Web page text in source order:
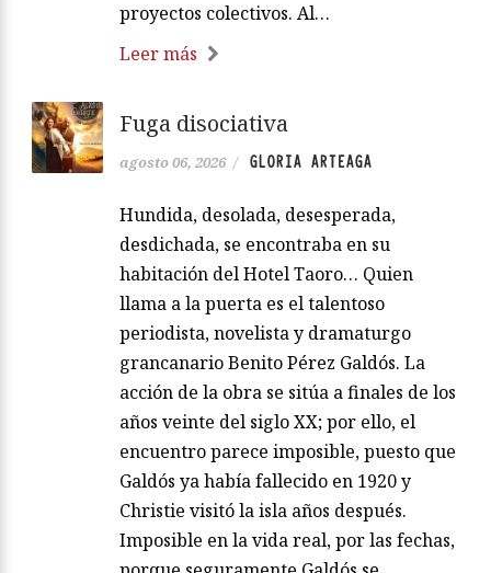
proyectos colectivos. Al…
Leer más
Fuga disociativa
agosto 06, 2026 / GLORIA ARTEAGA
Hundida, desolada, desesperada,
desdichada, se encontraba en su
habitación del Hotel Taoro… Quien
llama a la puerta es el talentoso
periodista, novelista y dramaturgo
grancanario Benito Pérez Galdós. La
acción de la obra se sitúa a finales de los
años veinte del siglo XX; por ello, el
encuentro parece imposible, puesto que
Galdós ya había fallecido en 1920 y
Christie visitó la isla años después.
Imposible en la vida real, por las fechas,